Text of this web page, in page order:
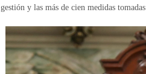
gestión y las más de cien medidas